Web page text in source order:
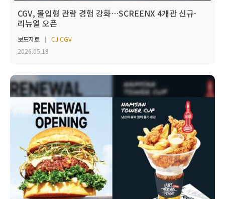
CGV, 몰입형 관람 경험 강화…SCREENX 4개관 신규·
리뉴얼 오픈
보도자료
CJ CGV
2026.05.19